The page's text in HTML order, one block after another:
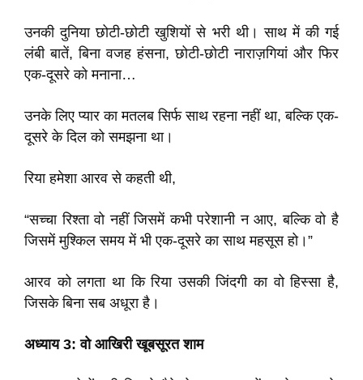
उनकी दुनिया छोटी-छोटी खुशियों से भरी थी। साथ में की गई
लंबी बातें, बिना वजह हंसना, छोटी-छोटी नाराज़गियां और फिर
एक-दूसरे को मनाना…
उनके लिए प्यार का मतलब सिर्फ साथ रहना नहीं था, बल्कि एक-
दूसरे के दिल को समझना था।
रिया हमेशा आरव से कहती थी,
“सच्चा रिश्ता वो नहीं जिसमें कभी परेशानी न आए, बल्कि वो है
जिसमें मुश्किल समय में भी एक-दूसरे का साथ महसूस हो।”
आरव को लगता था कि रिया उसकी जिंदगी का वो हिस्सा है,
जिसके बिना सब अधूरा है।
अध्याय 3: वो आखिरी खूबसूरत शाम